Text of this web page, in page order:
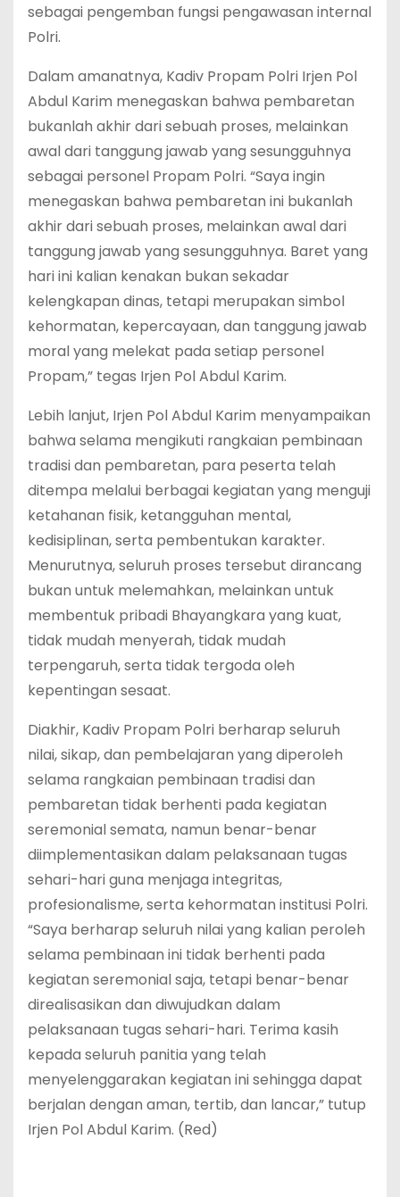
sebagai pengemban fungsi pengawasan internal
Polri.
Dalam amanatnya, Kadiv Propam Polri Irjen Pol
Abdul Karim menegaskan bahwa pembaretan
bukanlah akhir dari sebuah proses, melainkan
awal dari tanggung jawab yang sesungguhnya
sebagai personel Propam Polri. “Saya ingin
menegaskan bahwa pembaretan ini bukanlah
akhir dari sebuah proses, melainkan awal dari
tanggung jawab yang sesungguhnya. Baret yang
hari ini kalian kenakan bukan sekadar
kelengkapan dinas, tetapi merupakan simbol
kehormatan, kepercayaan, dan tanggung jawab
moral yang melekat pada setiap personel
Propam,” tegas Irjen Pol Abdul Karim.
Lebih lanjut, Irjen Pol Abdul Karim menyampaikan
bahwa selama mengikuti rangkaian pembinaan
tradisi dan pembaretan, para peserta telah
ditempa melalui berbagai kegiatan yang menguji
ketahanan fisik, ketangguhan mental,
kedisiplinan, serta pembentukan karakter.
Menurutnya, seluruh proses tersebut dirancang
bukan untuk melemahkan, melainkan untuk
membentuk pribadi Bhayangkara yang kuat,
tidak mudah menyerah, tidak mudah
terpengaruh, serta tidak tergoda oleh
kepentingan sesaat.
Diakhir, Kadiv Propam Polri berharap seluruh
nilai, sikap, dan pembelajaran yang diperoleh
selama rangkaian pembinaan tradisi dan
pembaretan tidak berhenti pada kegiatan
seremonial semata, namun benar-benar
diimplementasikan dalam pelaksanaan tugas
sehari-hari guna menjaga integritas,
profesionalisme, serta kehormatan institusi Polri.
“Saya berharap seluruh nilai yang kalian peroleh
selama pembinaan ini tidak berhenti pada
kegiatan seremonial saja, tetapi benar-benar
direalisasikan dan diwujudkan dalam
pelaksanaan tugas sehari-hari. Terima kasih
kepada seluruh panitia yang telah
menyelenggarakan kegiatan ini sehingga dapat
berjalan dengan aman, tertib, dan lancar,” tutup
Irjen Pol Abdul Karim. (Red)